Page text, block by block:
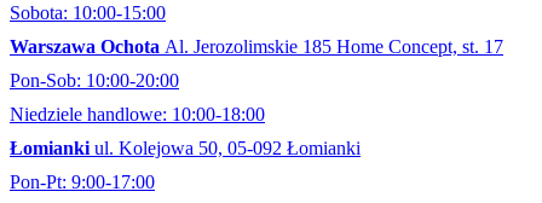
Sobota: 10:00-15:00
Warszawa Ochota Al. Jerozolimskie 185 Home Concept, st. 17
Pon-Sob: 10:00-20:00
Niedziele handlowe: 10:00-18:00
Łomianki ul. Kolejowa 50, 05-092 Łomianki
Pon-Pt: 9:00-17:00